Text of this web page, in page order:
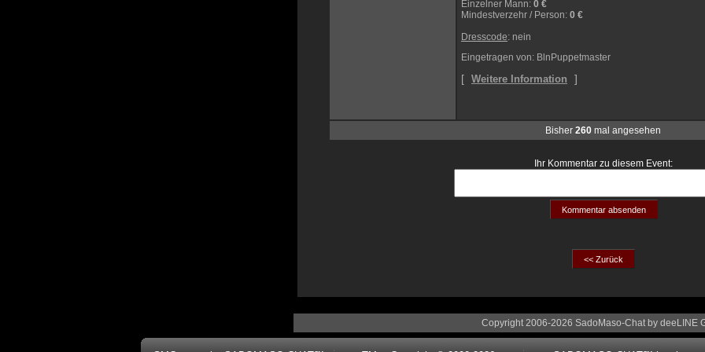
Einzelner Mann: 0 €
Mindestverzehr / Person: 0 €
Dresscode: nein
Eingetragen von: BlnPuppetmaster
[ Weitere Information ]
Bisher 260mal angesehen
Ihr Kommentar zu diesem Event:
Copyright 2006-2026 SadoMaso-Chat by deeLINE